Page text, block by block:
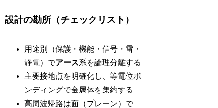
設計の勘所（チェックリスト）
用途別（保護・機能・信号・雷・
静電）でアース系を論理分離する
主要接地点を明確化し、等電位ボ
ンディングで金属体を集約する
高周波帰路は面（プレーン）で